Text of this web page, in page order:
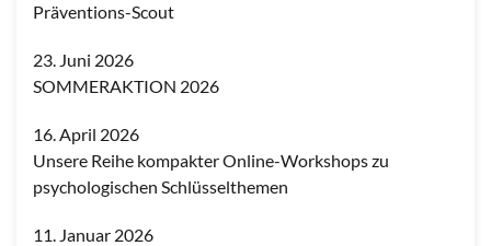
Präventions-Scout
23. Juni 2026
SOMMERAKTION 2026
16. April 2026
Unsere Reihe kompakter Online-Workshops zu
psychologischen Schlüsselthemen
11. Januar 2026